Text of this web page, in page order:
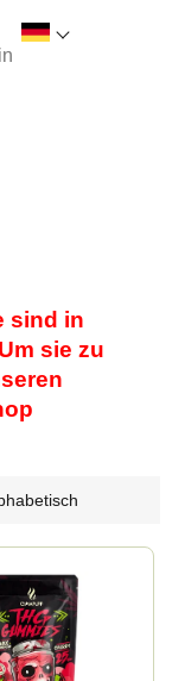
sind in
sie zu